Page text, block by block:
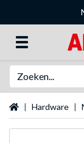
Startpagina
Hardware